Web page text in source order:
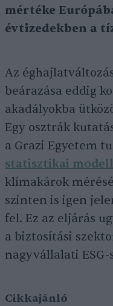
mértéke
évtizedekben a
Az
beárazása eddig
akadályokba
Egy osztrák
a Grazi Egyetem
statisztikai modell
klímakárok
szinten is igen
fel. Ez az eljárás
a biztosítási
nagyvállalati
Cikkajánló